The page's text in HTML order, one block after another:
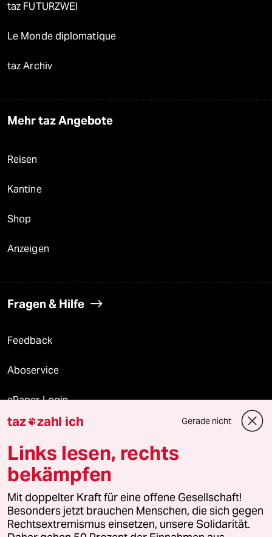
taz FUTURZWEI
Le Monde diplomatique
taz Archiv
Mehr taz Angebote
Reisen
Kantine
Shop
Anzeigen
Fragen & Hilfe
Feedback
Aboservice
ePaper Login
Downloads für Abonnierende
© 2026 taz Verlags und Vertriebs GmbH
Alle Rechte vorbehalten. Bei rechtlichen Fragen oder für Genehmigungen
wenden Sie sich bitte an lizenzen@taz.de
taz zahl ich Gerade nicht
Links lesen, rechts
bekämpfen
Mit doppelter Kraft für eine offene Gesellschaft!
Besonders jetzt brauchen Menschen, die sich gegen
Rechtsextremismus einsetzen, unsere Solidarität.